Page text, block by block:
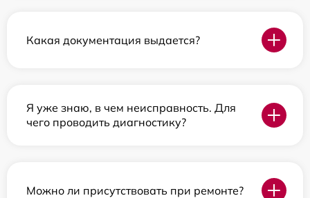
Какая документация выдается?
Я уже знаю, в чем неисправность. Для
чего проводить диагностику?
Можно ли присутствовать при ремонте?